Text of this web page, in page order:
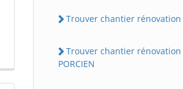
Trouver chantier rénovation
Trouver chantier rénovation
PORCIEN